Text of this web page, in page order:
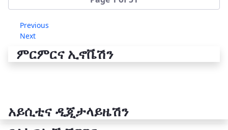
Next
ምርምርና ኢኖቬሽን
የቴክኖሎጂ ሽግግር